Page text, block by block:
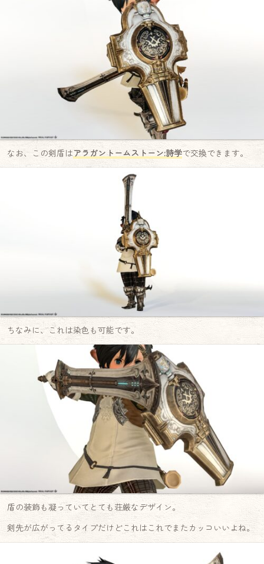
なお、この剣盾はアラガントームストーン:詩学で交換できます。
ちなみに、これは染色も可能です。
盾の装飾も凝っていてとても荘厳なデザイン。
剣先が広がってるタイプだけどこれはこれでまたカッコいいよね。